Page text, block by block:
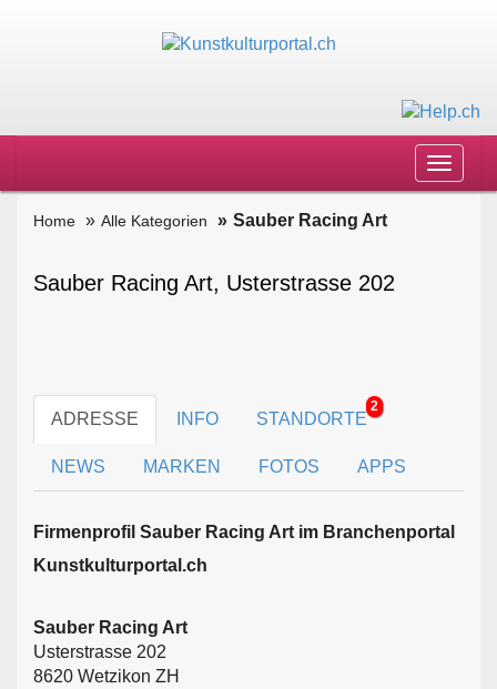
Toggle
Home Alle Kategorien Sauber Racing Art
Sauber Racing Art, Usterstrasse 202
ADRESSE INFO STANDORTE
2
NEWS MARKEN FOTOS APPS
Firmen­profil Sauber Racing Art im Branchen­portal
Kunstkulturportal.ch
Sauber Racing Art
Usterstrasse 202
8620 Wetzikon ZH